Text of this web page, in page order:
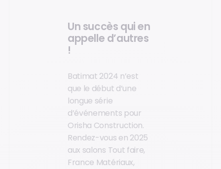
Un succès qui en
appelle d’autres
!
Batimat 2024 n’est
que le début d’une
longue série
d’événements pour
Orisha Construction.
Rendez-vous en 2025
aux salons Tout faire,
France Matériaux,